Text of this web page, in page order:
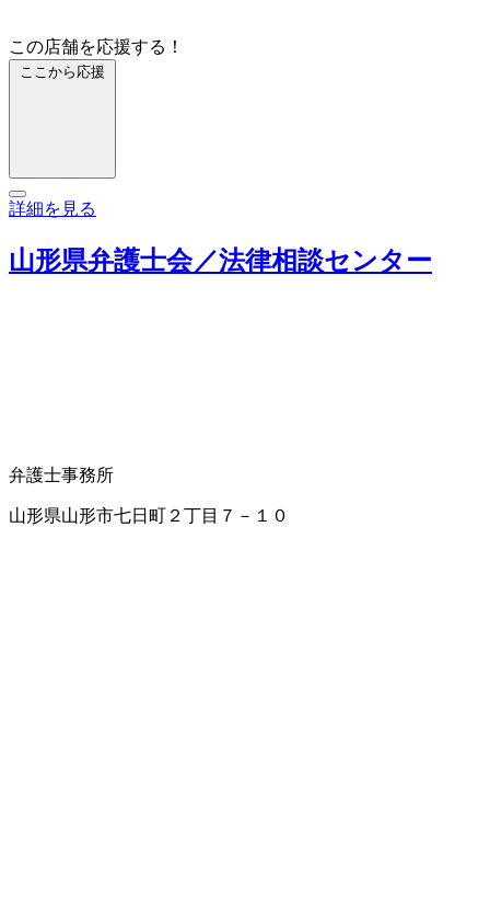
この店舗を応援する！
ここから応援
詳細を見る
山形県弁護士会／法律相談センター
弁護士事務所
山形県山形市七日町２丁目７－１０